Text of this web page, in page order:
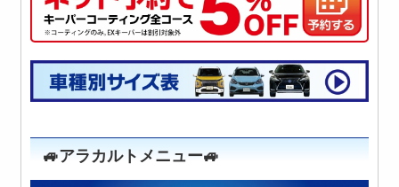
🚙アラカルトメニュー🚙